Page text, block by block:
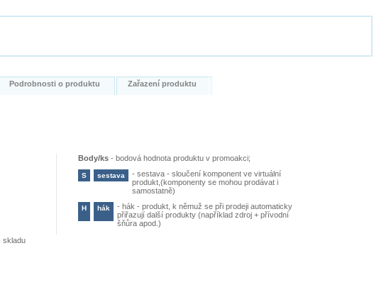
Podrobnosti o produktu Zařazení produktu
skladu
Body/ks -bodová hodnota produktu v promoakci;
S sestava -sestava - sloučení komponent ve virtuální
produkt,(komponenty se mohou prodávat i
samostatně)
H hák -hák - produkt, k němuž se při prodeji automaticky
přiřazují další produkty (například zdroj + přívodní
šňůra apod.)